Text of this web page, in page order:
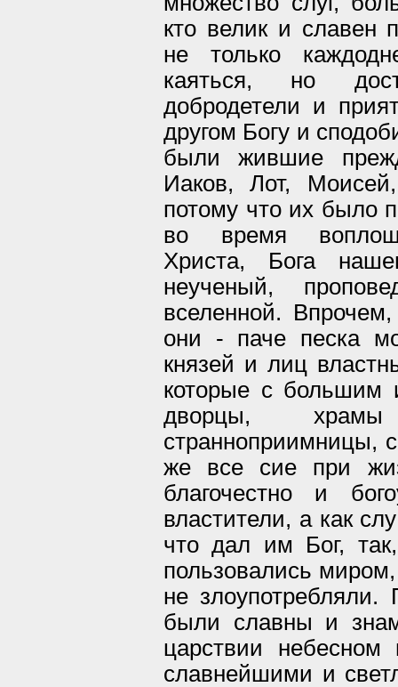
кто велик и славен
не только
каяться, но
добродетели и
другом Богу и
были жившие
Иаков, Лот,
потому что их было
во время
Христа, Бога
неученый,
вселенной.
они - паче песка
князей и лиц
которые с большим
дворцы,
странноприимницы,
же все сие при
благочестно и
властители, а как
что дал им Бог,
пользовались
не
были славны и
царствии небесном
славнейшими и